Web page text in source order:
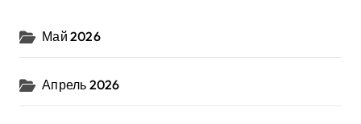
Май 2026
Апрель 2026